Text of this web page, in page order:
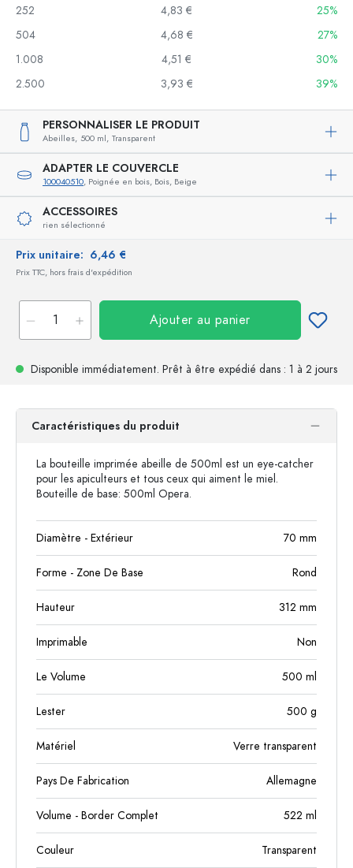
252
4,83 €
25%
504
4,68 €
27%
1.008
4,51 €
30%
2.500
3,93 € 39%
PERSONNALISER LE PRODUIT
Abeilles, 500 ml, Transparent
ADAPTER LE COUVERCLE
100040510, Poignée en bois, Bois, Beige
ACCESSOIRES
rien sélectionné
Prix unitaire: 6,46 €
Prix TTC, hors frais d'expédition
Ajouter au panier
Disponible immédiatement. Prêt à être expédié dans : 1 à 2 jours
Caractéristiques du produit
La bouteille imprimée abeille de 500ml est un eye-catcher
pour les apiculteurs et tous ceux qui aiment le miel.
Bouteille de base: 500ml Opera.
Diamètre - Extérieur 70 mm
Forme - Zone De Base Rond
Hauteur 312 mm
Imprimable Non
Le Volume 500 ml
Lester 500 g
Matériel Verre transparent
Pays De Fabrication Allemagne
Volume - Border Complet 522 ml
Couleur Transparent